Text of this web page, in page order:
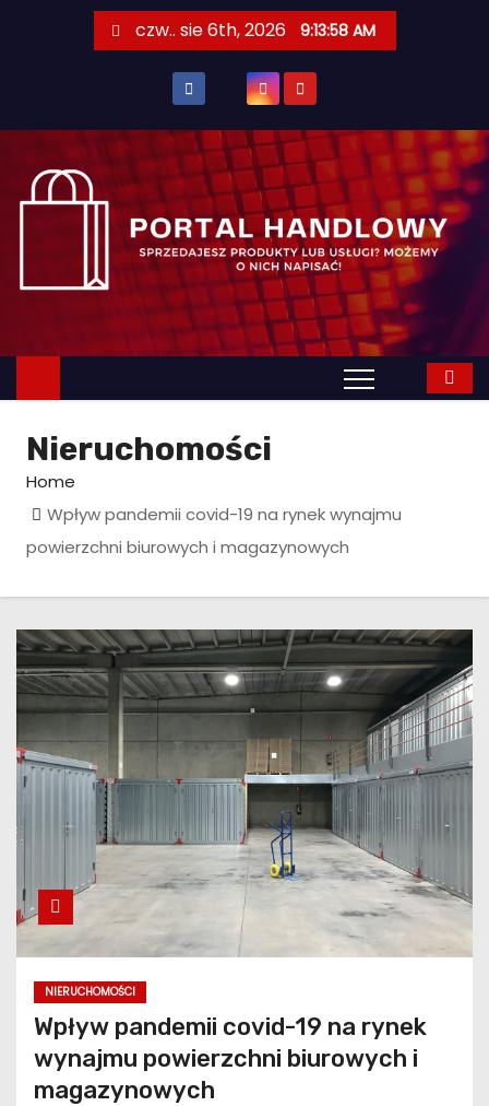
t
n
czw.. sie 6th, 2026 9:13:59 AM
Nieruchomości
Home
Wpływ pandemii covid-19 na rynek wynajmu
powierzchni biurowych i magazynowych
NIERUCHOMOŚCI
Wpływ pandemii covid-19 na rynek
wynajmu powierzchni biurowych i
magazynowych